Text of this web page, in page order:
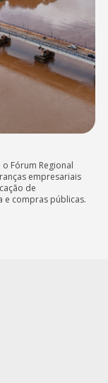
Fórum Regional
empresariais
de
e compras públicas.